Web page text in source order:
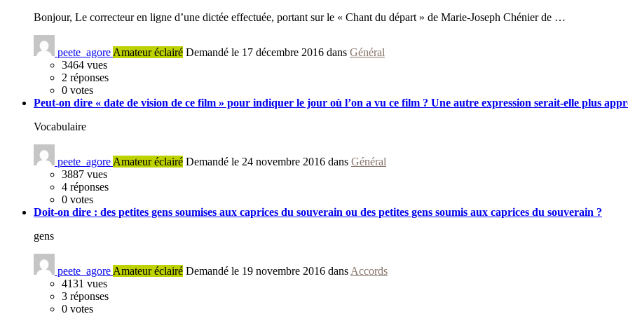
Bonjour, Le correcteur en ligne d’une dictée effectuée, portant sur le « Chant du départ » de Marie-Joseph Chénier de …
peete_agore Amateur éclairé Demandé le 17 décembre 2016 dans Général
3464 vues
2 réponses
0 votes
Peut-on dire « date de vision de ce film » pour indiquer le jour où l’on a vu ce film ? Une autre expression serait-elle plus
Vocabulaire
peete_agore Amateur éclairé Demandé le 24 novembre 2016 dans Général
3887 vues
4 réponses
0 votes
Doit-on dire : des petites gens soumises aux caprices du souverain ou des petites gens soumis aux caprices du souverain ?
gens
peete_agore Amateur éclairé Demandé le 19 novembre 2016 dans Accords
4131 vues
3 réponses
0 votes